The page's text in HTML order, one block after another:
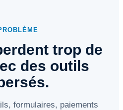
trop de
des outils
formulaires, paiements